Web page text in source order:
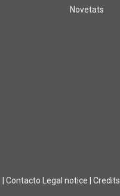
Novetats
Contacto Legal notice Credits